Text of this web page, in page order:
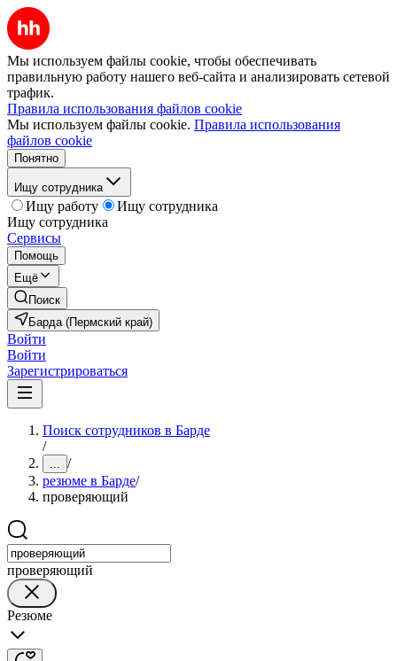
Мы используем файлы cookie, чтобы обеспечивать
правильную работу нашего веб-сайта и анализировать сетевой
трафик.
Правила использования файлов cookie
Мы используем файлы cookie. Правила использования
файлов cookie
Понятно
Ищу сотрудника
Ищу работу
Ищу сотрудника
Ищу сотрудника
Сервисы
Помощь
Ещё
Поиск
Барда (Пермский край)
Войти
Войти
Зарегистрироваться
Поиск сотрудников в Барде
/
... /
резюме в Барде/
проверяющий
проверяющий
Резюме